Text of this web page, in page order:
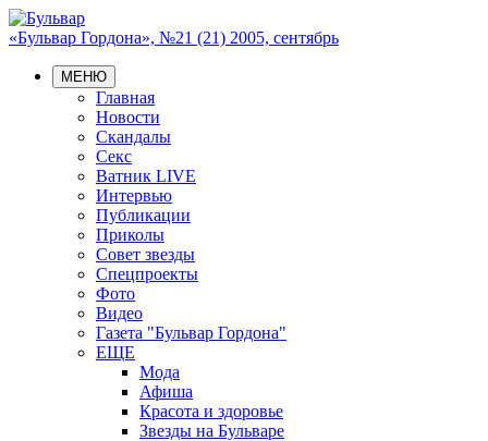
«Бульвар Гордона», №21 (21) 2005, сентябрь
МЕНЮ
Главная
Новости
Скандалы
Секс
Ватник LIVE
Интервью
Публикации
Приколы
Совет звезды
Спецпроекты
Фото
Видео
Газета "Бульвар Гордона"
ЕЩЕ
Мода
Афиша
Красота и здоровье
Звезды на Бульваре